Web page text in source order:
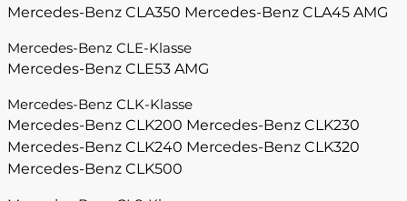
Mercedes-Benz CLA350 Mercedes-Benz CLA45 AMG
Mercedes-Benz CLE-Klasse
Mercedes-Benz CLE53 AMG
Mercedes-Benz CLK-Klasse
Mercedes-Benz CLK200 Mercedes-Benz CLK230
Mercedes-Benz CLK240 Mercedes-Benz CLK320
Mercedes-Benz CLK500